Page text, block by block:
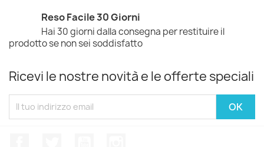
Reso Facile 30 Giorni
Hai 30 giorni dalla consegna per restituire il
prodotto se non sei soddisfatto
Ricevi le nostre novità e le offerte speciali